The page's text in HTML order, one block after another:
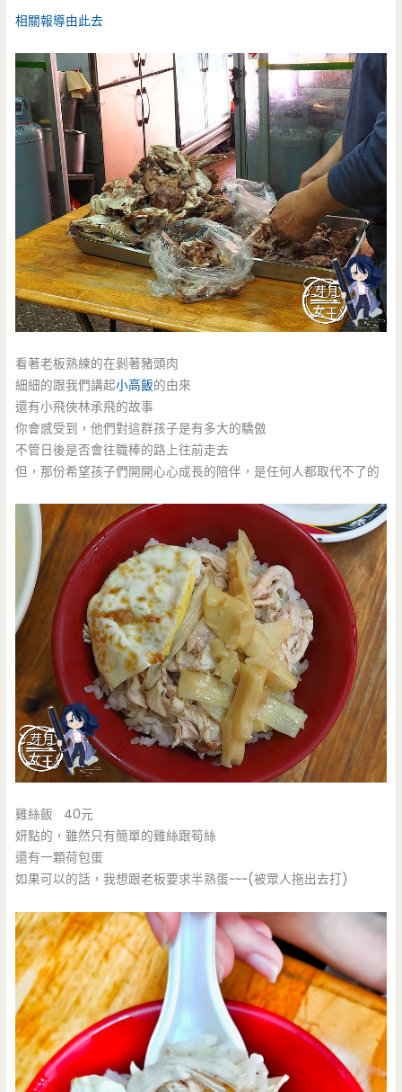
相關報導由此去
看著老板熟練的在剝著豬頭肉
細細的跟我們講起小高飯的由來
還有小飛俠林承飛的故事
你會感受到，他們對這群孩子是有多大的驕傲
不管日後是否會往職棒的路上往前走去
但，那份希望孩子們開開心心成長的陪伴，是任何人都取代不了的
雞絲飯 40元
妍點的，雖然只有簡單的雞絲跟筍絲
還有一顆荷包蛋
如果可以的話，我想跟老板要求半熟蛋~~~(被眾人拖出去打)